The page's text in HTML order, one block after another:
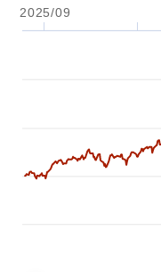
2025/09
配息金額